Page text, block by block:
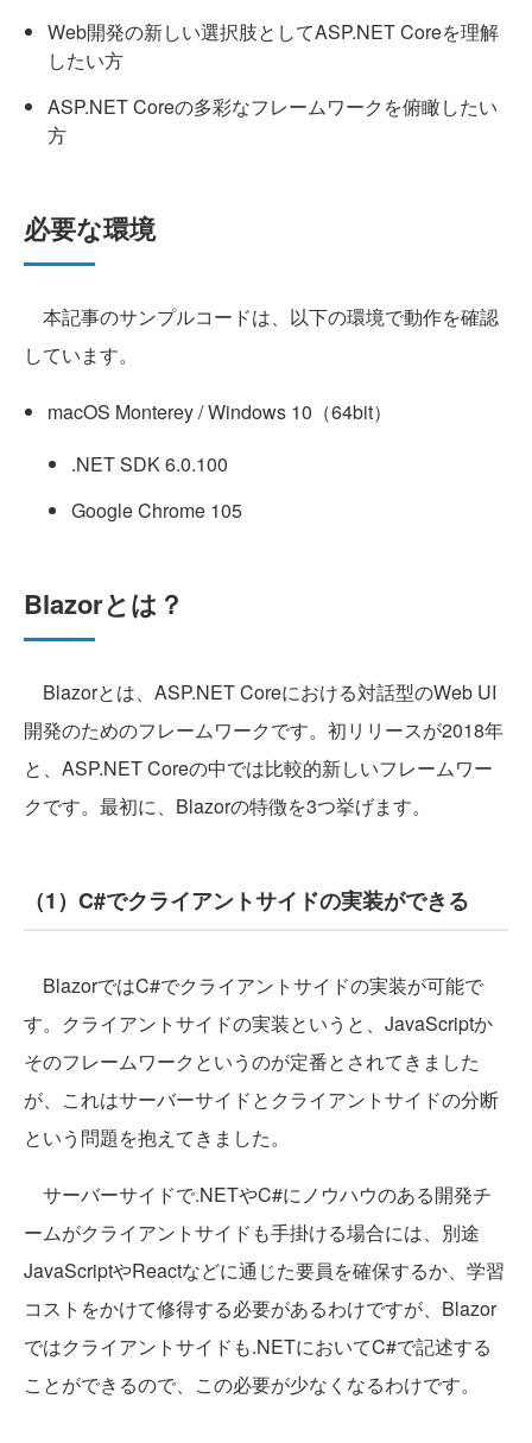
Web開発の新しい選択肢としてASP.NET Coreを理解
したい方
ASP.NET Coreの多彩なフレームワークを俯瞰したい
方
必要な環境
本記事のサンプルコードは、以下の環境で動作を確認
しています。
macOS Monterey / Windows 10（64bit）
.NET SDK 6.0.100
Google Chrome 105
Blazorとは？
Blazorとは、ASP.NET Coreにおける対話型のWeb UI
開発のためのフレームワークです。初リリースが2018年
と、ASP.NET Coreの中では比較的新しいフレームワー
クです。最初に、Blazorの特徴を3つ挙げます。
（1）C#でクライアントサイドの実装ができる
BlazorではC#でクライアントサイドの実装が可能で
す。クライアントサイドの実装というと、JavaScriptか
そのフレームワークというのが定番とされてきました
が、これはサーバーサイドとクライアントサイドの分断
という問題を抱えてきました。
サーバーサイドで.NETやC#にノウハウのある開発チ
ームがクライアントサイドも手掛ける場合には、別途
JavaScriptやReactなどに通じた要員を確保するか、学習
コストをかけて修得する必要があるわけですが、Blazor
ではクライアントサイドも.NETにおいてC#で記述する
ことができるので、この必要が少なくなるわけです。